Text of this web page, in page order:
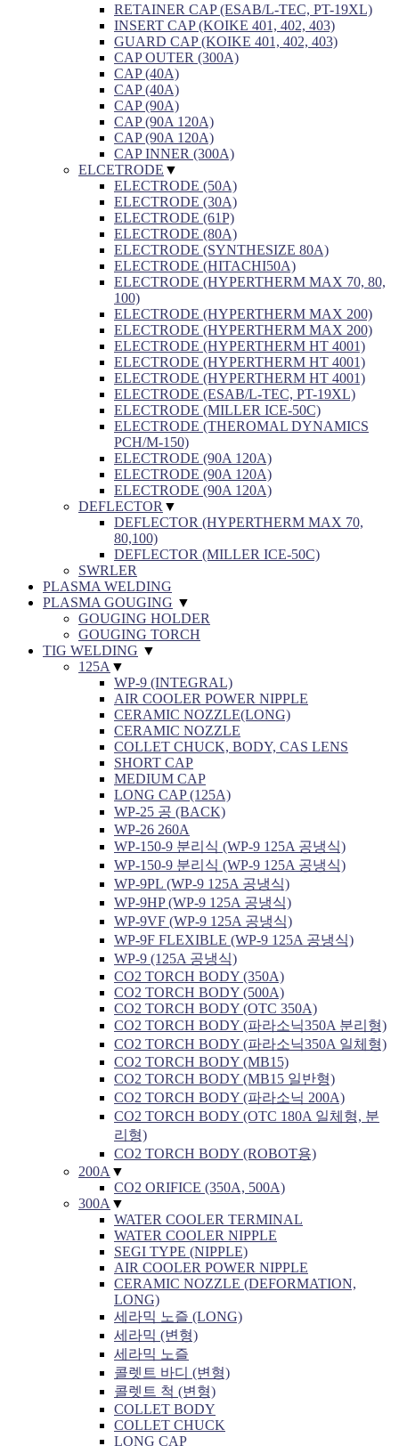
RETAINER CAP (ESAB/L-TEC, PT-19XL)
INSERT CAP (KOIKE 401, 402, 403)
GUARD CAP (KOIKE 401, 402, 403)
CAP OUTER (300A)
CAP (40A)
CAP (40A)
CAP (90A)
CAP (90A 120A)
CAP (90A 120A)
CAP INNER (300A)
ELCETRODE ▼
ELECTRODE (50A)
ELECTRODE (30A)
ELECTRODE (61P)
ELECTRODE (80A)
ELECTRODE (SYNTHESIZE 80A)
ELECTRODE (HITACHI50A)
ELECTRODE (HYPERTHERM MAX 70, 80,
100)
ELECTRODE (HYPERTHERM MAX 200)
ELECTRODE (HYPERTHERM MAX 200)
ELECTRODE (HYPERTHERM HT 4001)
ELECTRODE (HYPERTHERM HT 4001)
ELECTRODE (HYPERTHERM HT 4001)
ELECTRODE (ESAB/L-TEC, PT-19XL)
ELECTRODE (MILLER ICE-50C)
ELECTRODE (THEROMAL DYNAMICS
PCH/M-150)
ELECTRODE (90A 120A)
ELECTRODE (90A 120A)
ELECTRODE (90A 120A)
DEFLECTOR ▼
DEFLECTOR (HYPERTHERM MAX 70,
80,100)
DEFLECTOR (MILLER ICE-50C)
SWRLER
PLASMA WELDING
PLASMA GOUGING ▼
GOUGING HOLDER
GOUGING TORCH
TIG WELDING ▼
125A ▼
WP-9 (INTEGRAL)
AIR COOLER POWER NIPPLE
CERAMIC NOZZLE(LONG)
CERAMIC NOZZLE
COLLET CHUCK, BODY, CAS LENS
SHORT CAP
MEDIUM CAP
LONG CAP (125A)
WP-25 공 (BACK)
WP-26 260A
WP-150-9 분리식 (WP-9 125A 공냉식)
WP-150-9 분리식 (WP-9 125A 공냉식)
WP-9PL (WP-9 125A 공냉식)
WP-9HP (WP-9 125A 공냉식)
WP-9VF (WP-9 125A 공냉식)
WP-9F FLEXIBLE (WP-9 125A 공냉식)
WP-9 (125A 공냉식)
CO2 TORCH BODY (350A)
CO2 TORCH BODY (500A)
CO2 TORCH BODY (OTC 350A)
CO2 TORCH BODY (파라소닉350A 분리형)
CO2 TORCH BODY (파라소닉350A 일체형)
CO2 TORCH BODY (MB15)
CO2 TORCH BODY (MB15 일반형)
CO2 TORCH BODY (파라소닉 200A)
CO2 TORCH BODY (OTC 180A 일체형, 분
리형)
CO2 TORCH BODY (ROBOT용)
200A ▼
CO2 ORIFICE (350A, 500A)
300A ▼
WATER COOLER TERMINAL
WATER COOLER NIPPLE
SEGI TYPE (NIPPLE)
AIR COOLER POWER NIPPLE
CERAMIC NOZZLE (DEFORMATION,
LONG)
세라믹 노즐 (LONG)
세라믹 (변형)
세라믹 노즐
콜렛트 바디 (변형)
콜렛트 척 (변형)
COLLET BODY
COLLET CHUCK
LONG CAP